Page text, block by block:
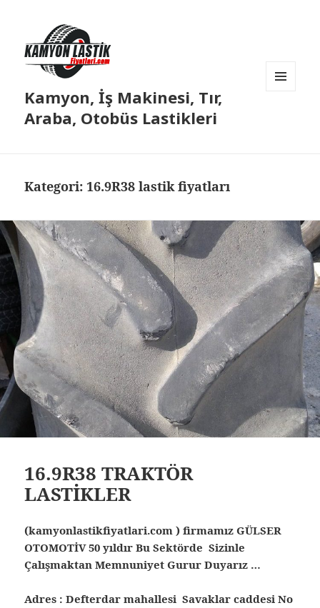
Kamyon, İş Makinesi, Tır,
Araba, Otobüs Lastikleri
Kategori:16.9R38 lastik fiyatları
16.9R38 TRAKTÖR
LASTİKLER
(kamyonlastikfiyatlari.com ) firmamız GÜLSER
OTOMOTİV 50 yıldır Bu Sektörde Sizinle
Çalışmaktan Memnuniyet Gurur Duyarız …
Adres : Defterdar mahallesi Savaklar caddesi No